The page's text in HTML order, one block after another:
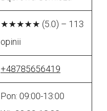
★★★★★ (5.0) – 113
opinii
+48785656419
Pon: 09:00-13:00